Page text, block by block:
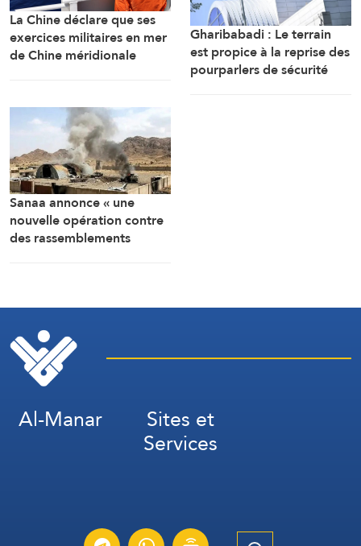
La Chine déclare que ses
exercices militaires en mer
de Chine méridionale
Philippines
Gharibabadi : Le terrain
est propice à la reprise des
pourparlers de sécurité
Sanaa annonce « une
nouvelle opération contre
des rassemblements
Al-Manar Sites et
Services